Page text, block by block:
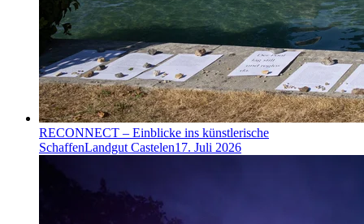
RECONNECT – Einblicke ins künstlerische
SchaffenLandgut Castelen17. Juli 2026